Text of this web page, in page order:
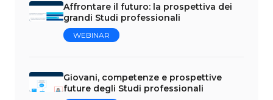
Affrontare il futuro: la prospettiva dei
grandi Studi professionali
WEBINAR
Giovani, competenze e prospettive
future degli Studi professionali